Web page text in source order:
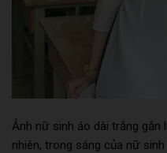
Ảnh nữ sinh áo dài trắng gắn
nhiên, trong sáng của nữ